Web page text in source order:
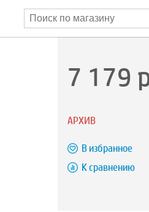
7 179
АРХИВ
В избранное
К сравнению